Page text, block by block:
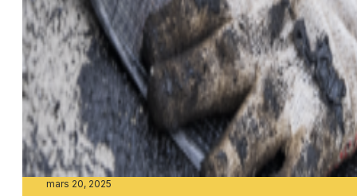
mars 20, 2025